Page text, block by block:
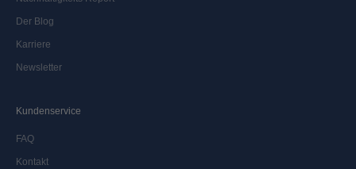
Der Blog
Karriere
Newsletter
Kundenservice
FAQ
Kontakt